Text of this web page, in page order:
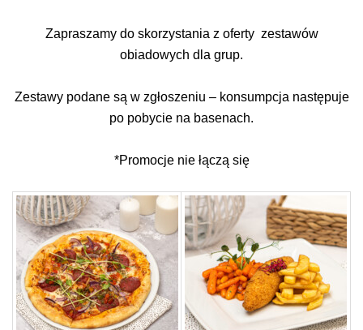
Zapraszamy do skorzystania z oferty zestawów
obiadowych dla grup.
Zestawy podane są w zgłoszeniu – konsumpcja następuje
po pobycie na basenach.
*Promocje nie łączą się